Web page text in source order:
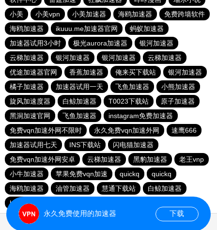
小美
小美vpn 小美加速器 海鸥加速器
免费跨墙软件
海鸥加速器
ikuuu.me加速器官网
蚂蚁加速器
加速器试用3小时
极光aurora加速器
银河加速器
云梯加速器
银河加速器 银河加速器
云梯加速器
优途加速器官网
香蕉加速器 俺来买下载站
银河加速器
橘子加速器
加速器试用一天 飞鱼加速器
小熊加速器
旋风加速度器
白鲸加速器 T0023下载站
原子加速器
黑洞加速官网
飞鱼加速器
instagram免费加速器
免费vqn加速外网不限时
永久免费vqn加速外网
速鹰666
加速器试用七天
INS下载站
闪电猫加速器
免费vqn加速外网安卓
云梯加速器 黑豹加速器
老王vnp
小牛加速器
苹果免费vqn加速 quickq
quickq
海鸥加速器
油管加速器 慧通下载站
白鲸加速器
hammer加速器
永久免费使用的加速器 下载